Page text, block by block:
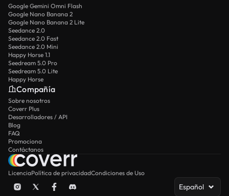
Google Gemini Omni Flash
Google Nano Banana 2
Google Nano Banana 2 Lite
Seedance 2.0
Seedance 2.0 Fast
Seedance 2.0 Mini
Happy Horse 1.1
Seedream 5.0 Pro
Seedream 5.0 Lite
Happy Horse
Compañía
Sobre nosotros
Coverr Plus
Desarrolladores / API
Blog
FAQ
Promociona
Contáctanos
LicenciaPolítica de privacidadCondiciones de Uso
Español